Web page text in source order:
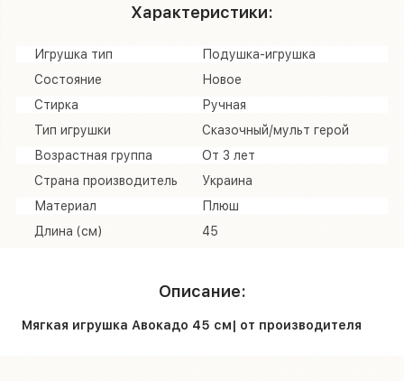
Характеристики:
Игрушка тип
Подушка-игрушка
Состояние
Новое
Стирка
Ручная
Тип игрушки
Сказочный/мульт герой
Возрастная группа
От 3 лет
Страна производитель
Украина
Материал
Плюш
Длина (см)
45
Описание:
Мягкая игрушка Авокадо 45 см| от производителя